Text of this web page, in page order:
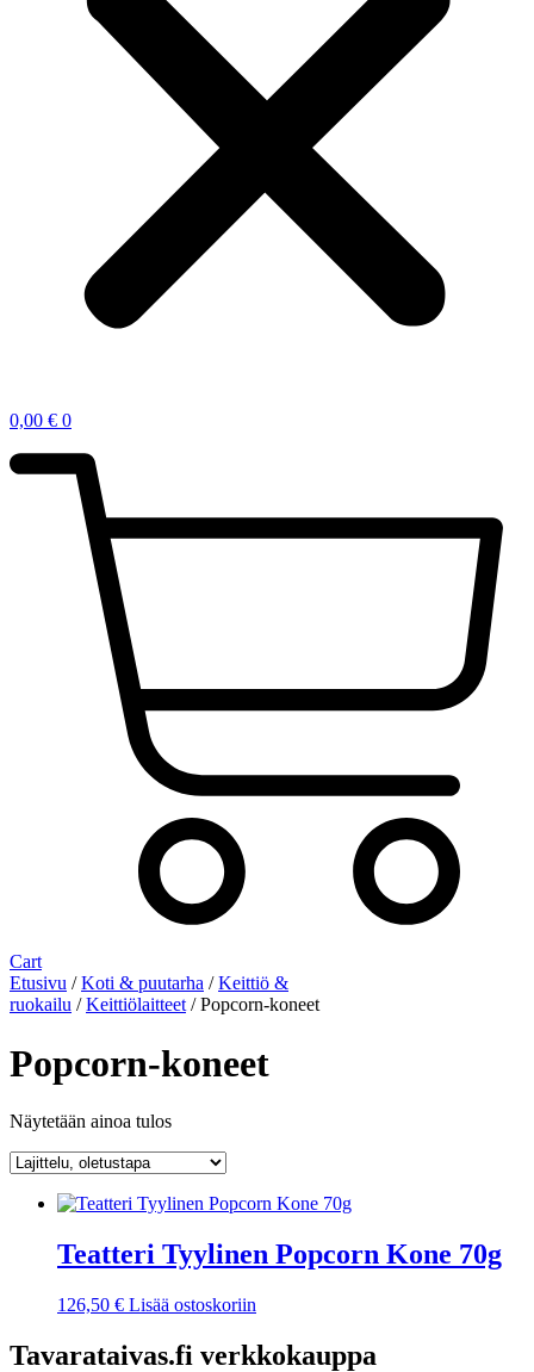
0,00 € 0
Cart
Etusivu /Koti & puutarha /Keittiö &
ruokailu /Keittiölaitteet / Popcorn-koneet
Popcorn-koneet
Näytetään ainoa tulos
Teatteri Tyylinen Popcorn Kone 70g
126,50 € Lisää ostoskoriin
Tavarataivas.fi verkkokauppa